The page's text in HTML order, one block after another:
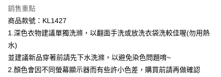
每筆NT$60，滿NT$1,000(含以上)免運費
付款後7-11取貨
每筆NT$60，滿NT$1,000(含以上)免運費
宅配
每筆NT$120，滿NT$1,000(含以上)免運費
銷售重點
商品款號：KL1427
1.深色衣物建議單獨洗滌，以翻面手洗或放洗衣袋洗較佳喔(勿用熱
水)
並建議新品穿著前請先下水洗滌，以避免染色問題唷~
2.顏色會因不同螢幕顯示器而有些許小色差，購買前請再做確認